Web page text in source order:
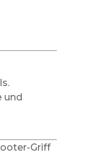
und
Griff